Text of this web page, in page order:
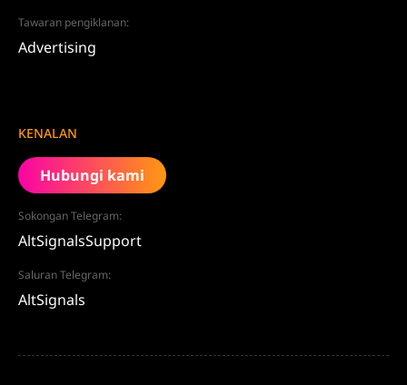
Tawaran pengiklanan:
Advertising
KENALAN
Hubungi kami
Sokongan Telegram:
AltSignalsSupport
Saluran Telegram:
AltSignals